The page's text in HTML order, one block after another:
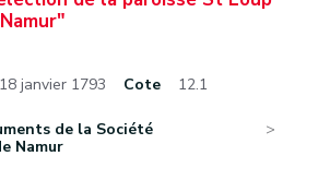
janvier 1793 Cote 12.1
de la Société
Namur